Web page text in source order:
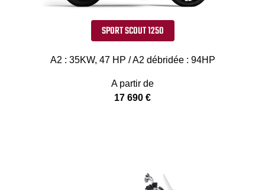
SPORT SCOUT 1250
A2 : 35KW, 47 HP / A2 débridée : 94HP
A partir de
17 690 €